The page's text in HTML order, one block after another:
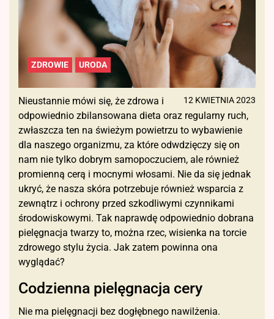
URODA
ZDROWIE
12 KWIETNIA 2023
Nieustannie mówi się, że zdrowa i
odpowiednio zbilansowana dieta oraz regularny ruch,
zwłaszcza ten na świeżym powietrzu to wybawienie
dla naszego organizmu, za które odwdzięczy się on
nam nie tylko dobrym samopoczuciem, ale również
promienną cerą i mocnymi włosami. Nie da się jednak
ukryć, że nasza skóra potrzebuje również wsparcia z
zewnątrz i ochrony przed szkodliwymi czynnikami
środowiskowymi. Tak naprawdę odpowiednio dobrana
pielęgnacja twarzy to, można rzec, wisienka na torcie
zdrowego stylu życia. Jak zatem powinna ona
wyglądać?
Codzienna pielęgnacja cery
Nie ma pielęgnacji bez dogłębnego nawilżenia.